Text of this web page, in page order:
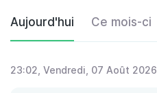
Aujourd'hui Ce mois-ci
23:02 , Vendredi, 07 Août 2026